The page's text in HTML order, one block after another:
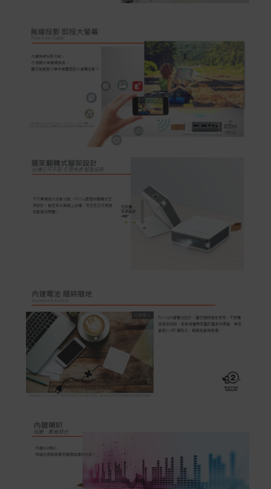
率/滿1萬享3期0利率/滿3萬享12期0利率
銀行帳戶轉帳：使用一次性虛擬帳戶
LINEPAY(含iPASS MONEY)
Apple Pay：須使用行動裝置
Samsung Wallet (原Samsung Pay)：須使用行動裝